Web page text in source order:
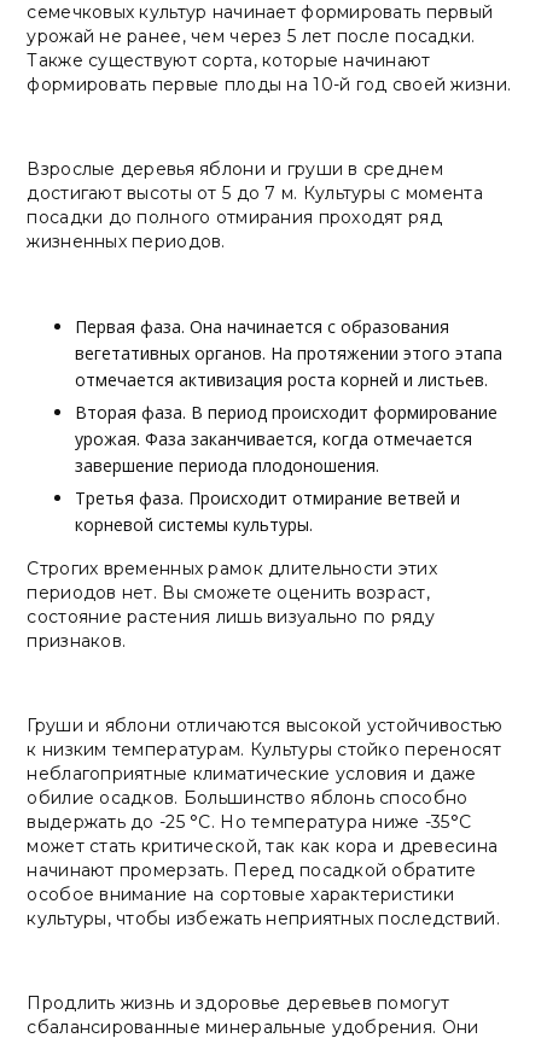
семечковых культур начинает формировать первый
урожай не ранее, чем через 5 лет после посадки.
Также существуют сорта, которые начинают
формировать первые плоды на 10-й год своей жизни.
Взрослые деревья яблони и груши в среднем
достигают высоты от 5 до 7 м. Культуры с момента
посадки до полного отмирания проходят ряд
жизненных периодов.
Первая фаза. Она начинается с образования
вегетативных органов. На протяжении этого этапа
отмечается активизация роста корней и листьев.
Вторая фаза. В период происходит формирование
урожая. Фаза заканчивается, когда отмечается
завершение периода плодоношения.
Третья фаза. Происходит отмирание ветвей и
корневой системы культуры.
Строгих временных рамок длительности этих
периодов нет. Вы сможете оценить возраст,
состояние растения лишь визуально по ряду
признаков.
Груши и яблони отличаются высокой устойчивостью
к низким температурам. Культуры стойко переносят
неблагоприятные климатические условия и даже
обилие осадков. Большинство яблонь способно
выдержать до -25 °C. Но температура ниже -35°С
может стать критической, так как кора и древесина
начинают промерзать. Перед посадкой обратите
особое внимание на сортовые характеристики
культуры, чтобы избежать неприятных последствий.
Продлить жизнь и здоровье деревьев помогут
сбалансированные минеральные удобрения. Они